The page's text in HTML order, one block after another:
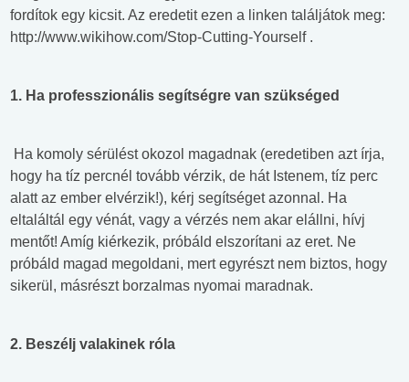
fordítok egy kicsit. Az eredetit ezen a linken találjátok meg:
http://www.wikihow.com/Stop-Cutting-Yourself .
1. Ha professzionális segítségre van szükséged
Ha komoly sérülést okozol magadnak (eredetiben azt írja,
hogy ha tíz percnél tovább vérzik, de hát Istenem, tíz perc
alatt az ember elvérzik!), kérj segítséget azonnal. Ha
eltaláltál egy vénát, vagy a vérzés nem akar elállni, hívj
mentőt! Amíg kiérkezik, próbáld elszorítani az eret. Ne
próbáld magad megoldani, mert egyrészt nem biztos, hogy
sikerül, másrészt borzalmas nyomai maradnak.
2. Beszélj valakinek róla